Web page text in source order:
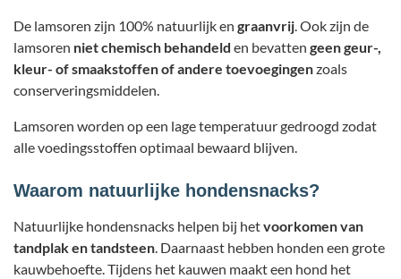
De lamsoren zijn 100% natuurlijk en graanvrij. Ook zijn de
lamsoren niet chemisch behandeld en bevatten geen geur-,
kleur- of smaakstoffen of andere toevoegingenzoals
conserveringsmiddelen.
Lamsoren worden op een lage temperatuur gedroogd zodat
alle voedingsstoffen optimaal bewaard blijven.
Waarom natuurlijke hondensnacks?
Natuurlijke hondensnacks helpen bij hetvoorkomen van
tandplak en tandsteen. Daarnaast hebben honden een grote
kauwbehoefte. Tijdens het kauwen maakt een hond het